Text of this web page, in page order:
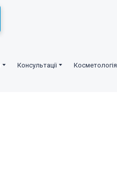
Консультації Косметологія